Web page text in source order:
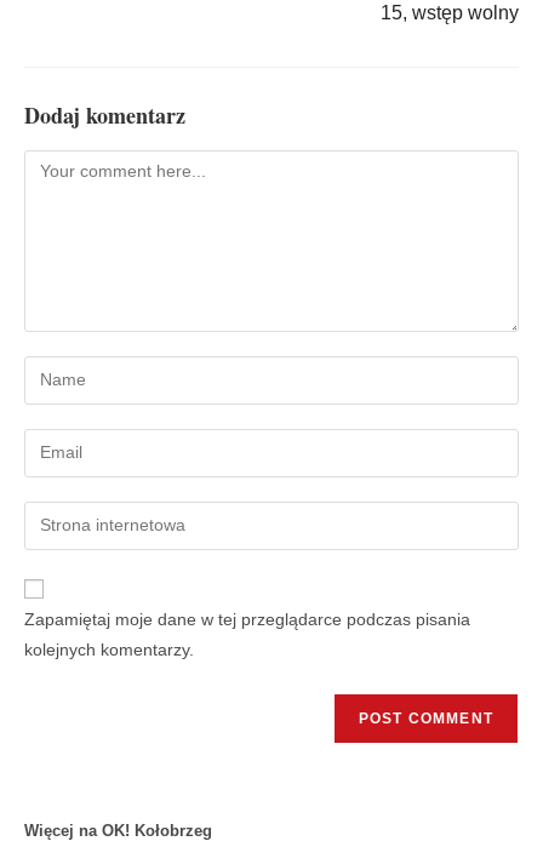
15, wstęp wolny
Dodaj komentarz
Zapamiętaj moje dane w tej przeglądarce podczas pisania
kolejnych komentarzy.
Więcej na OK! Kołobrzeg